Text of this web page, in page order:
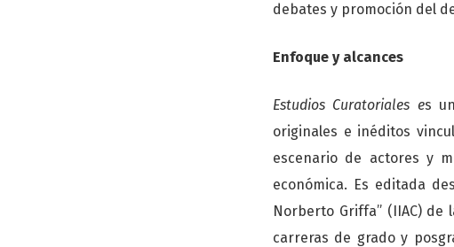
debates y promoción del
Enfoque y alcances
Estudios Curatoriales es
originales e inéditos
escenario de actores y
económica. Es editada
Norberto Griffa” (IIAC) de
carreras de grado y